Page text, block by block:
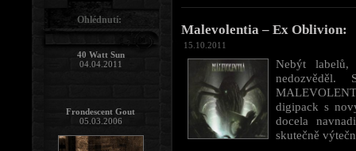
Malevolentia – Ex Oblivion:
15.10.2011
Nebýt
digipack s
docela
skutečně
Ohlédnutí:
40 Watt Sun
04.04.2011
Frondescent Gout
05.03.2006